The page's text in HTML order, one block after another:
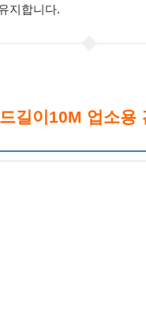
지합니다.
길이10M 업소용